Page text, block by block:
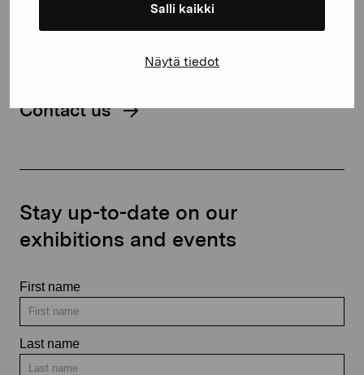
Salli kaikki
Näytä tiedot
Contact us
Stay up-to-date on our
exhibitions and events
First name
Last name